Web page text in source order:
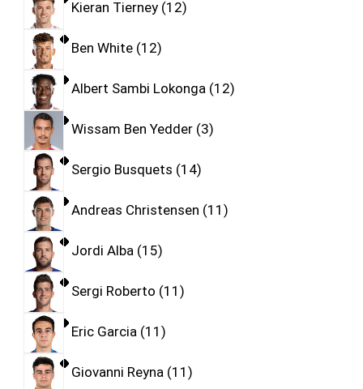
Kieran Tierney 12
Ben White 12
Albert Sambi Lokonga 12
Wissam Ben Yedder 3
Sergio Busquets 14
Andreas Christensen 11
Jordi Alba 15
Sergi Roberto 11
Eric Garcia 11
Giovanni Reyna 11